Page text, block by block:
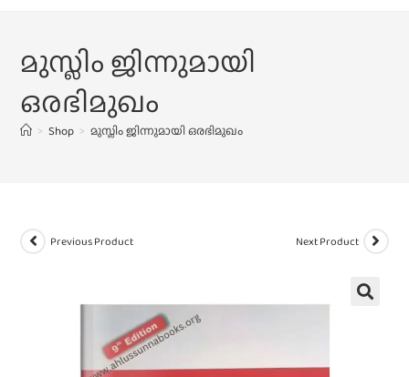
മുസ്ലിം ജിന്നുമായി
ഒരഭിമുഖം
> Shop > മുസ്ലിം ജിന്നുമായി ഒരഭിമുഖം
Previous Product Next Product